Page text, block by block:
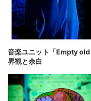
音楽ユニット「Empty
界観と余白